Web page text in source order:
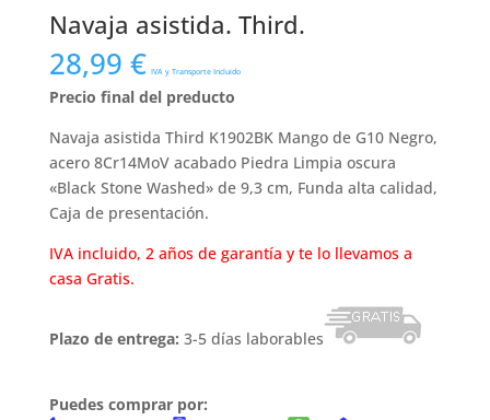
Navaja asistida. Third.
28,99 € IVA y Transporte Incluido
Precio final del preducto
Navaja asistida Third K1902BK Mango de G10 Negro,
acero 8Cr14MoV acabado Piedra Limpia oscura
«Black Stone Washed» de 9,3 cm, Funda alta calidad,
Caja de presentación.
IVA incluido, 2 años de garantía y te lo llevamos a
casa Gratis.
Plazo de entrega: 3-5 días laborables
Puedes comprar por: